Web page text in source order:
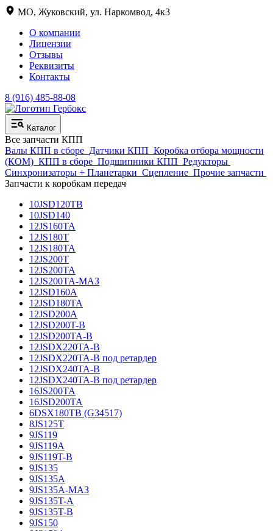
МО, Жуковский, ул. Наркомвод, 4к3
О компании
Лицензии
Отзывы
Реквизиты
Контакты
8 (916) 485-88-08
Каталог
Все запчасти КПП
Валы КПП в сборе Датчики КПП Коробка отбора мощности
(КОМ) КПП в сборе Подшипники КПП Редукторы
Синхронизаторы + Планетарки Сцепление Прочие запчасти
Запчасти к коробкам передач
10JSD120TB
10JSD140
12JS160TA
12JS180T
12JS180TA
12JS200T
12JS200TA
12JS200TA-МАЗ
12JSD160A
12JSD180TA
12JSD200A
12JSD200T-B
12JSD200TA-B
12JSDX220TA-B
12JSDX220TA-B под ретардер
12JSDX240TA-B
12JSDX240TA-B под ретардер
16JS200TA
16JSD200TA
6DSX180TB (G34517)
8JS125T
9JS119
9JS119A
9JS119T-B
9JS135
9JS135A
9JS135A-МАЗ
9JS135T-A
9JS135T-B
9JS150